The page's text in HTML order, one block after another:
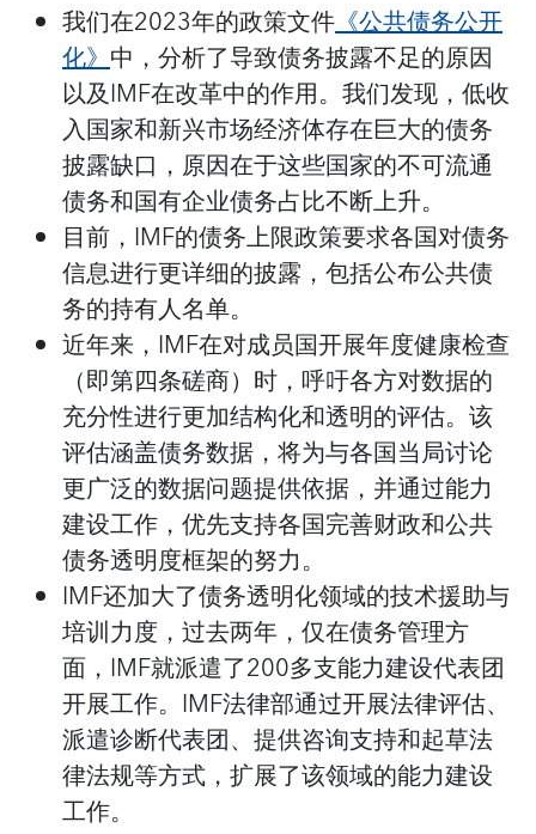
我们在2023年的政策文件《公共债务公开
化》中，分析了导致债务披露不足的原因
以及IMF在改革中的作用。我们发现，低收
入国家和新兴市场经济体存在巨大的债务
披露缺口，原因在于这些国家的不可流通
债务和国有企业债务占比不断上升。
目前，IMF的债务上限政策要求各国对债务
信息进行更详细的披露，包括公布公共债
务的持有人名单。
近年来，IMF在对成员国开展年度健康检查
（即第四条磋商）时，呼吁各方对数据的
充分性进行更加结构化和透明的评估。该
评估涵盖债务数据，将为与各国当局讨论
更广泛的数据问题提供依据，并通过能力
建设工作，优先支持各国完善财政和公共
债务透明度框架的努力。
IMF还加大了债务透明化领域的技术援助与
培训力度，过去两年，仅在债务管理方
面，IMF就派遣了200多支能力建设代表团
开展工作。IMF法律部通过开展法律评估、
派遣诊断代表团、提供咨询支持和起草法
律法规等方式，扩展了该领域的能力建设
工作。